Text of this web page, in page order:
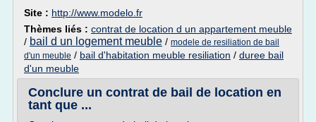
Site : http://www.modelo.fr
Thèmes liés : contrat de location d un appartement meuble
/ bail d un logement meuble / modele de resiliation de bail
d'un meuble / bail d'habitation meuble resiliation / duree bail
d'un meuble
Conclure un contrat de bail de location en
tant que ...